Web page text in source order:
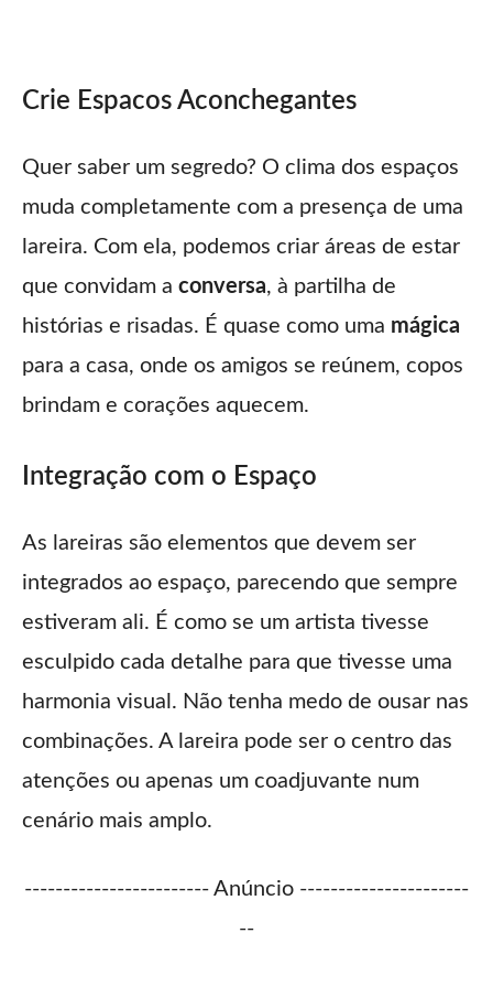
Crie Espacos Aconchegantes
Quer saber um segredo? O clima dos espaços
muda completamente com a presença de uma
lareira. Com ela, podemos criar áreas de estar
que convidam a conversa, à partilha de
histórias e risadas. É quase como uma mágica
para a casa, onde os amigos se reúnem, copos
brindam e corações aquecem.
Integração com o Espaço
As lareiras são elementos que devem ser
integrados ao espaço, parecendo que sempre
estiveram ali. É como se um artista tivesse
esculpido cada detalhe para que tivesse uma
harmonia visual. Não tenha medo de ousar nas
combinações. A lareira pode ser o centro das
atenções ou apenas um coadjuvante num
cenário mais amplo.
------------------------ Anúncio ----------------------
--